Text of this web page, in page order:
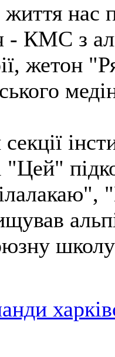
нас
КМС з
жетон
"Цей"